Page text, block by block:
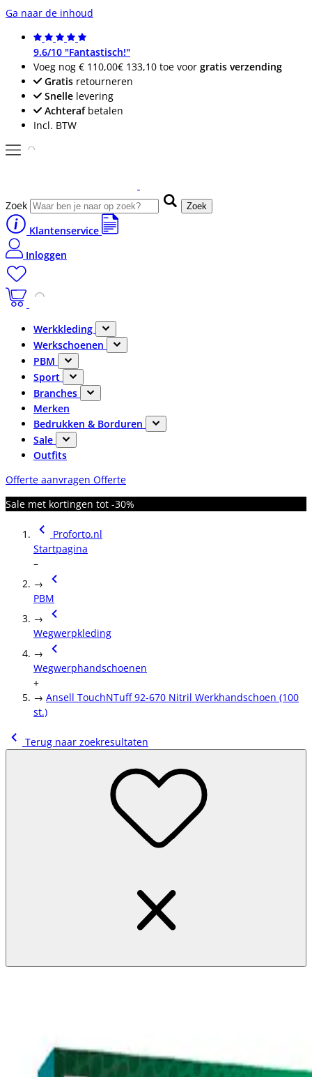
Ga naar de inhoud
9.6/10 "Fantastisch!"
Voeg nog € 110,00€ 133,10 toe voor gratis verzending
Gratis retourneren
Snelle levering
Achterafbetalen
Incl. BTW
Zoek Zoek
Klantenservice
Inloggen
Werkkleding
Werkschoenen
PBM
Sport
Branches
Merken
Bedrukken & Borduren
Sale
Outfits
Offerte aanvragen Offerte
Sale met kortingen tot -30%
Proforto.nl
Startpagina
–
→
PBM
→
Wegwerpkleding
→
Wegwerphandschoenen
+
→ Ansell TouchNTuff 92-670 Nitril Werkhandschoen (100
st.)
Terug naar zoekresultaten